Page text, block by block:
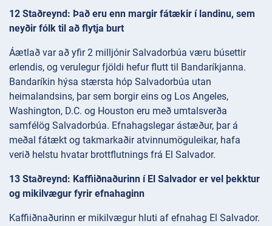
12 Staðreynd: Það eru enn margir fátækir í landinu, sem
neyðir fólk til að flytja burt
Áætlað var að yfir 2 milljónir Salvadorbúa væru búsettir
erlendis, og verulegur fjöldi hefur flutt til Bandaríkjanna.
Bandaríkin hýsa stærsta hóp Salvadorbúa utan
heimalandsins, þar sem borgir eins og Los Angeles,
Washington, D.C. og Houston eru með umtalsverða
samfélög Salvadorbúa. Efnahagslegar ástæður, þar á
meðal fátækt og takmarkaðir atvinnumöguleikar, hafa
verið helstu hvatar brottflutnings frá El Salvador.
13 Staðreynd: Kaffiiðnaðurinn í El Salvador er vel þekktur
og mikilvægur fyrir efnahaginn
Kaffiiðnaðurinn er mikilvægur hluti af efnahag El Salvador.